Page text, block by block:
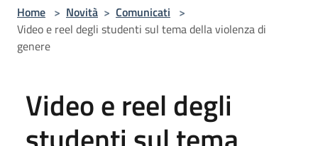
Home > Novità > Comunicati >
Video e reel degli studenti sul tema della violenza di
genere
Video e reel degli